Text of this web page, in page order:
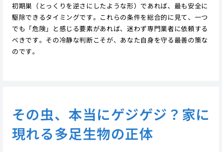
初期巣（とっくりを逆さにしたような形）であれば、最も安全に
駆除できるタイミングです。これらの条件を総合的に見て、一つ
でも「危険」と感じる要素があれば、迷わず専門業者に依頼する
べきです。その冷静な判断こそが、あなた自身を守る最善の策な
のです。
その虫、本当にゲジゲジ？家に
現れる多足生物の正体